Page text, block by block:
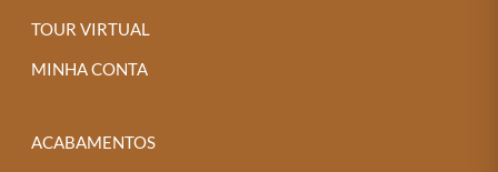
TOUR VIRTUAL
MINHA CONTA
ACABAMENTOS